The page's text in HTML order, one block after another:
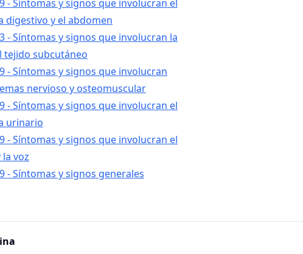
- Síntomas y signos que involucran el
digestivo y el abdomen
- Síntomas y signos que involucran la
tejido subcutáneo
- Síntomas y signos que involucran
nervioso y osteomuscular
- Síntomas y signos que involucran el
urinario
- Síntomas y signos que involucran el
la voz
- Síntomas y signos generales